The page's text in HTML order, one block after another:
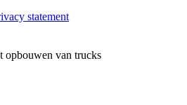
statement
opbouwen van trucks